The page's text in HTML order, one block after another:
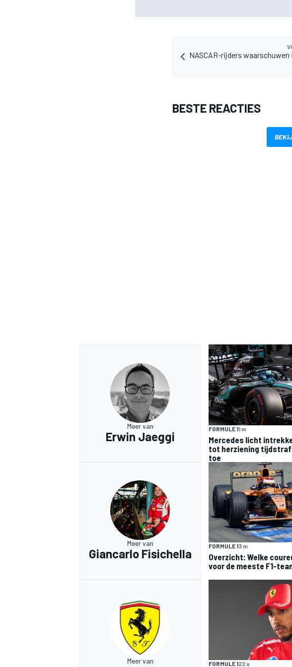
NASCAR-rijders waarschuwen
BESTE REACTIES
Meer van
Erwin Jaeggi
FORMULE 11 m
Mercedes licht
tot herziening tijdstraf
toe
Meer van
Giancarlo Fisichella
FORMULE 13 m
Overzicht: Welke
voor de meeste F1-
Meer van FORMULE 122 u